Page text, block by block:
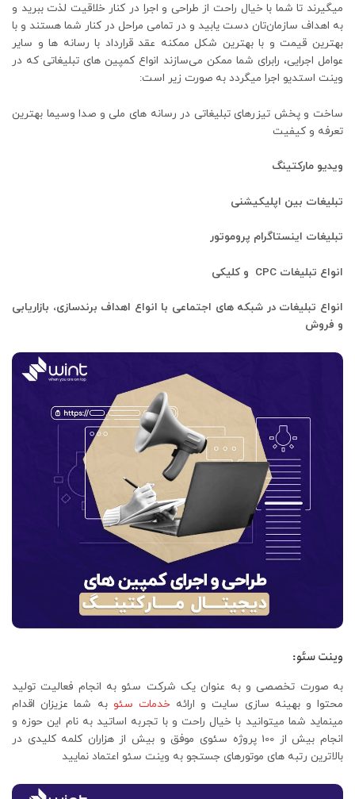
میگیرند تا شما با خیال راحت از طراحی و اجرا در کنار خلاقیت لذت ببرید و
به اهداف سازمان‌تان دست یابید و در تمامی مراحل در کنار شما هستند و با
بهترین قیمت و با بهترین شکل ممکنه عقد قرارداد با رسانه ها و سایر
عوامل اجرایی، رابرای شما ممکن می‌سازند انواع کمپین های تبلیغاتی که در
وینت استدیو اجرا میگردد به صورت زیر است:
ساخت و پخش تیزرهای تبلیغاتی در رسانه های ملی و صدا وسیما بهترین
تعرفه و کیفیت
ویدیو مارکتینگ
تبلیغات بین اپلیکیشنی
تبلیغات اینستاگرام پروموتور
انواع تبلیغات CPC و کلیکی
انواع تبلیغات در شبکه های اجتماعی با انواع اهداف برندسازی، بازاریابی
و فروش
وینت سئو:
به صورت تخصصی و به عنوان یک شرکت سئو به انجام فعالیت تولید
محتوا و بهینه سازی سایت و ارائهخدمات سئو به شما عزیزان اقدام
مینماید شما میتوانید با خیال راحت و با تجربه اساتید به نام این حوزه و
انجام بیش از 100 پروژه سئوی موفق و بیش از هزاران کلمه کلیدی در
بالاترین رتبه های موتورهای جستجو به وینت سئو اعتماد نمایید